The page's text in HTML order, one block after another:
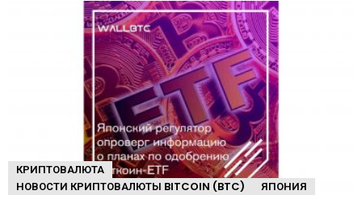
КРИПТОВАЛЮТА
НОВОСТИ КРИПТОВАЛЮТЫ BITCOIN (BTC)
ЯПОНИЯ